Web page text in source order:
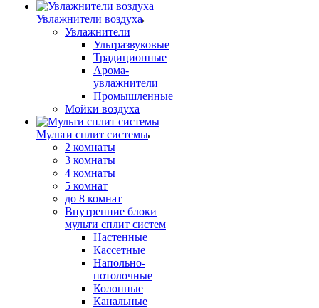
Увлажнители воздуха
Увлажнители
Ультразвуковые
Традиционные
Арома-
увлажнители
Промышленные
Мойки воздуха
Мульти сплит системы
2 комнаты
3 комнаты
4 комнаты
5 комнат
до 8 комнат
Внутренние блоки
мульти сплит систем
Настенные
Кассетные
Напольно-
потолочные
Колонные
Канальные